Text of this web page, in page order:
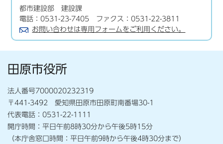
都市建設部 建設課
電話：0531-23-7405 ファクス：0531-22-3811
お問い合わせは専用フォームをご利用ください。
田原市役所
法人番号7000020232319
〒441-3492 愛知県田原市田原町南番場30-1
代表電話：0531-22-1111
開庁時間：平日午前8時30分から午後5時15分
（本庁舎窓口時間：平日午前9時から午後4時30分まで）